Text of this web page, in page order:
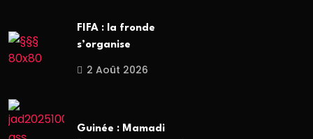
FIFA : la fronde
s’organise
2 Août 2026
Guinée : Mamadi